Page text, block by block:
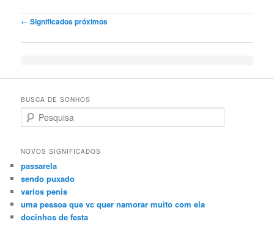
Post navigation
← Significados próximos
BUSCA DE SONHOS
Search
NOVOS SIGNIFICADOS
passarela
sendo puxado
varios penis
uma pessoa que vc quer namorar muito com ela
docinhos de festa